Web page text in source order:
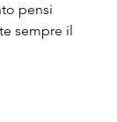
pensi
sempre il